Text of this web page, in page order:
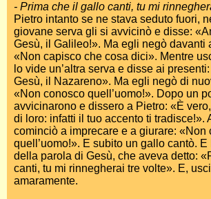
- Prima che il gallo canti, tu mi
Pietro intanto se ne stava seduto fuori,
giovane serva gli si avvicinò e disse:
Gesù, il Galileo!». Ma egli negò davanti
«Non capisco che cosa dici». Mentre
lo vide un’altra serva e disse ai
Gesù, il Nazareno». Ma egli negò di
«Non conosco quell’uomo!». Dopo un
avvicinarono e dissero a Pietro: «È
di loro: infatti il tuo accento ti tradisce!».
cominciò a imprecare e a giurare: «Non
quell’uomo!». E subito un gallo cantò.
della parola di Gesù, che aveva detto:
canti, tu mi rinnegherai tre volte». E,
amaramente.